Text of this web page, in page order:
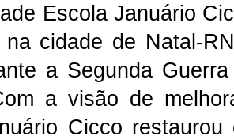
Escola Januário
cidade de Natal-
a Segunda
a visão de
Cicco